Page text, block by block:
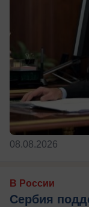
08.08.2026
В России
Сербия